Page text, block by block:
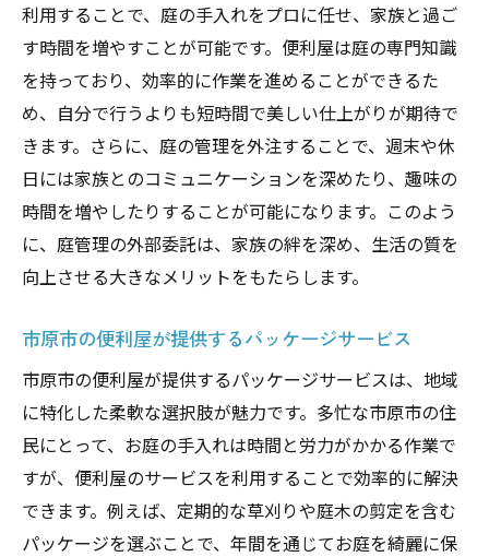
利用することで、庭の手入れをプロに任せ、家族と過ご
す時間を増やすことが可能です。便利屋は庭の専門知識
を持っており、効率的に作業を進めることができるた
め、自分で行うよりも短時間で美しい仕上がりが期待で
きます。さらに、庭の管理を外注することで、週末や休
日には家族とのコミュニケーションを深めたり、趣味の
時間を増やしたりすることが可能になります。このよう
に、庭管理の外部委託は、家族の絆を深め、生活の質を
向上させる大きなメリットをもたらします。
市原市の便利屋が提供するパッケージサービス
市原市の便利屋が提供するパッケージサービスは、地域
に特化した柔軟な選択肢が魅力です。多忙な市原市の住
民にとって、お庭の手入れは時間と労力がかかる作業で
すが、便利屋のサービスを利用することで効率的に解決
できます。例えば、定期的な草刈りや庭木の剪定を含む
パッケージを選ぶことで、年間を通じてお庭を綺麗に保